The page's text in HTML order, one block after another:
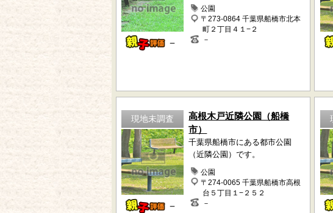
－
公園
〒273-0864 千葉県船橋市北本
町２丁目４１−２
－
現地未調査
－
高根木戸近隣公園（船橋
市）
千葉県船橋市にある都市公園
（近隣公園）です。
公園
〒274-0065 千葉県船橋市高根
台５丁目１−２５２
－